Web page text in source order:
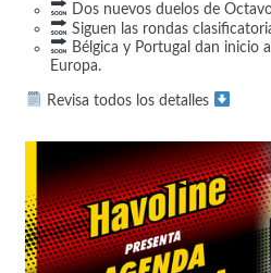
Dos nuevos duelos de
Siguen las rondas
Bélgica y Portugal dan inicio
Europa.
Revisa todos los detalles